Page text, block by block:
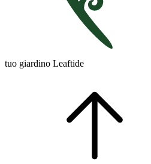
tuo giardino Leaftide